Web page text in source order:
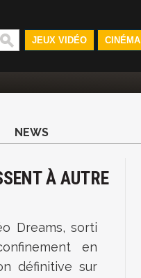
JEUX VIDÉO CINÉMA
NEWS
À AUTRE
Dreams, sorti
en
définitive sur